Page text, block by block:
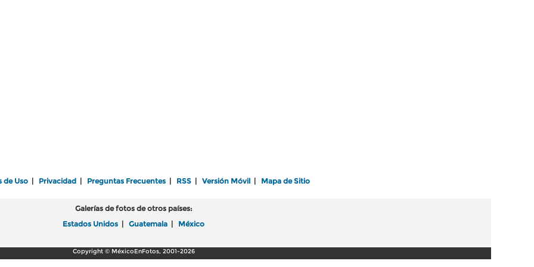
de Uso Privacidad Preguntas Frecuentes RSS Versión Móvil Mapa de Sitio
Galerías de fotos de otros países:
Estados Unidos
Guatemala México
Copyright © MéxicoEnFotos, 2001-2026